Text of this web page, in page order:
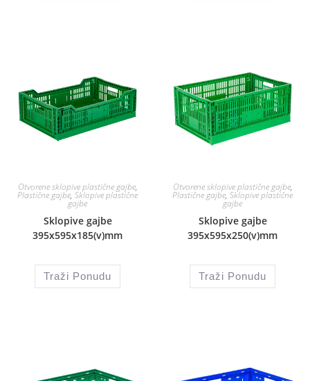
Otvorene sklopive plastične gajbe,
Plastične gajbe, Sklopive plastične
gajbe
Sklopive gajbe
395x595x185(v)mm
Traži Ponudu
Otvorene sklopive plastične gajbe,
Plastične gajbe, Sklopive plastične
gajbe
Sklopive gajbe
395x595x250(v)mm
Traži Ponudu